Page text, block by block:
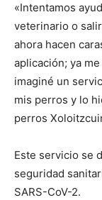
«Intentamos
veterinario o
ahora hacen
aplicación; ya
imaginé un
mis perros y lo
perros
Este servicio se
seguridad
SARS-CoV-2.